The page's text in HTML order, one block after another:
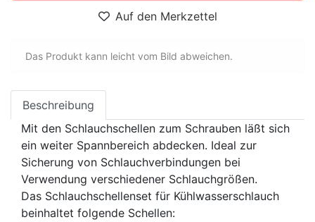
Auf den Merkzettel
Das Produkt kann leicht vom Bild abweichen.
Beschreibung
Mit den Schlauchschellen zum Schrauben läßt sich
ein weiter Spannbereich abdecken. Ideal zur
Sicherung von Schlauchverbindungen bei
Verwendung verschiedener Schlauchgrößen.
Das Schlauchschellenset für Kühlwasserschlauch
beinhaltet folgende Schellen: